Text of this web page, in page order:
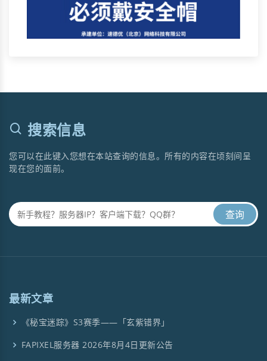
搜索信息
您可以在此键入您想在本站查询的信息。所有的内容在顷刻间呈
现在您的面前。
最新文章
《秘宝迷踪》S3赛季——「玄紫错界」
FAPIXEL服务器 2026年8月4日更新公告